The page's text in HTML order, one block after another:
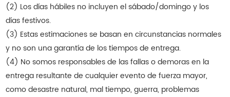
(2) Los días hábiles no incluyen el sábado/domingo y los
días festivos.
(3) Estas estimaciones se basan en circunstancias normales
y no son una garantía de los tiempos de entrega.
(4) No somos responsables de las fallas o demoras en la
entrega resultante de cualquier evento de fuerza mayor,
como desastre natural, mal tiempo, guerra, problemas